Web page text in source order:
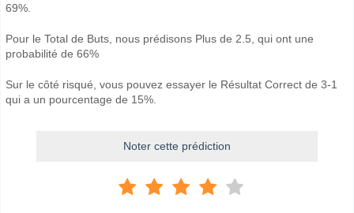
69%.
Pour le Total de Buts, nous prédisons Plus de 2.5, qui ont une
probabilité de 66%
Sur le côté risqué, vous pouvez essayer le Résultat Correct de 3-1
qui a un pourcentage de 15%.
Noter cette prédiction